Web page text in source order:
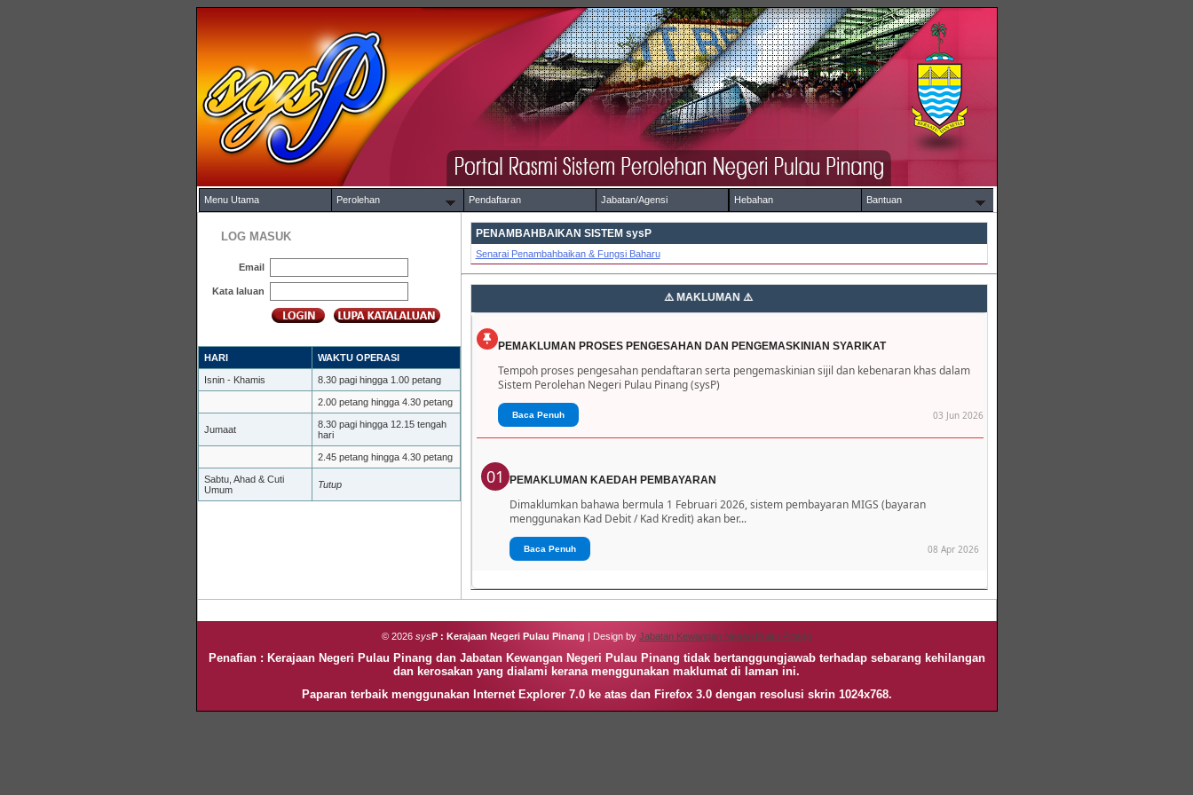
Menu Utama Perolehan Pendaftaran Jabatan/Agensi Hebahan Bantuan
LOG MASUK
Email
Kata laluan
HARI WAKTU OPERASI
Isnin - Khamis 8.30 pagi hingga 1.00 petang
2.00 petang hingga 4.30 petang
Jumaat
8.30 pagi hingga 12.15 tengah
hari
2.45 petang hingga 4.30 petang
Sabtu, Ahad & Cuti
Umum
Tutup
PENAMBAHBAIKAN SISTEM sysP
Senarai Penambahbaikan & Fungsi Baharu
PEMAKLUMAN PROSES PENGESAHAN DAN PENGEMASKINIAN SYARIKAT
Tempoh proses pengesahan pendaftaran serta pengemaskinian sijil dan kebenaran khas dalam
Sistem Perolehan Negeri Pulau Pinang (sysP)
Baca Penuh 03 Jun 2026
01 PEMAKLUMAN KAEDAH PEMBAYARAN
Dimaklumkan bahawa bermula 1 Februari 2026, sistem pembayaran MIGS (bayaran
menggunakan Kad Debit / Kad Kredit) akan ber...
Baca Penuh 08 Apr 2026
© 2026 sysP : Kerajaan Negeri Pulau Pinang | Design by Jabatan Kewangan Negeri Pulau Pinang
Penafian : Kerajaan Negeri Pulau Pinang dan Jabatan Kewangan Negeri Pulau Pinang tidak bertanggungjawab terhadap sebarang kehilangan
dan kerosakan yang dialami kerana menggunakan maklumat di laman ini.
Paparan terbaik menggunakan Internet Explorer 7.0 ke atas dan Firefox 3.0 dengan resolusi skrin 1024x768.